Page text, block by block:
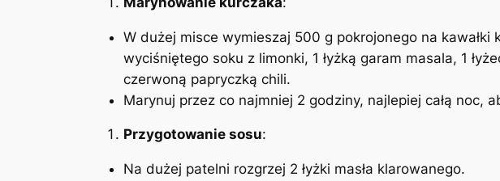
W dużej misce wymieszaj 500 g pokrojonego na
wyciśniętego soku z limonki, 1 łyżką garam masala, 1
czerwoną papryczką chili.
Marynuj przez co najmniej 2 godziny, najlepiej całą noc,
Przygotowanie sosu:
Na dużej patelni rozgrzej 2 łyżki masła klarowanego.